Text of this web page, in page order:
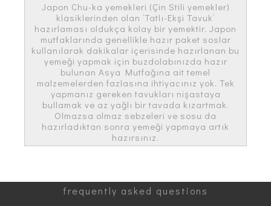
Japon Chu-ka yemekleri (Çin Stili yemekler)
klasiklerinden olan ‘Tatlı-Ekşi Tavuk’
hazırlaması oldukça kolay bir yemektir. Japon
mutfaklarında genellikle hazır paket soslar
kullanılarak dakikalar içerisinde hazırlanan bu
yemeği yapmak için buzdolabınızda hazır
bulunan Asya Mutfağına ait temel
malzemelerden fazlasına ihtiyacınız yok. Tek
yapmanız gereken tavukları nişastaya
bullamak ve az yağlı bir tavada kızartmak.
Olmazsa olmaz sebzeleri ve sosu da
hazırladıktan sonra yemeği yapmaya artık
hazırsınız.
frequently asked questions